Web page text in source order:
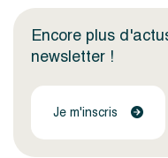
Encore plus
newsletter !
Je m'inscris